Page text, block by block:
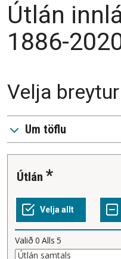
Útlán
1886-
Velja breytur
Um töflu
Útlán
Valið 0 Alls 5